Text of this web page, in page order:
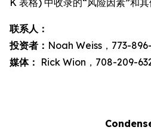
K 表格) 中收录的“风险因素”和其
联系人：
投资者： Noah Weiss，773-
媒体： Rick Wion，708-209-